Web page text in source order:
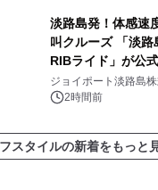
淡路島発！体感速
叫クルーズ 「淡
RIBライド」が公
アル！ ～スマホで
ート設計」へ刷新～
ジョイポート淡路島
2時間前
スタイルの新着をもっと